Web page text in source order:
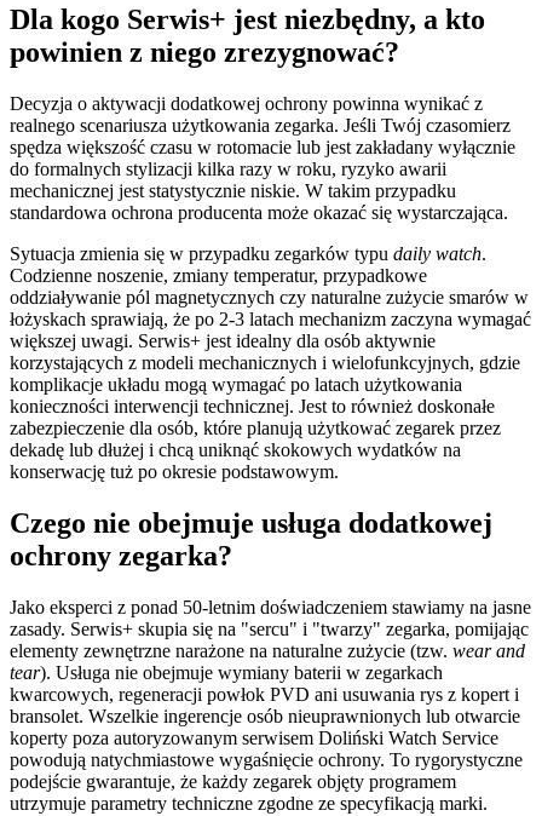
Dla kogo Serwis+ jest niezbędny, a kto
powinien z niego zrezygnować?
Decyzja o aktywacji dodatkowej ochrony powinna wynikać z
realnego scenariusza użytkowania zegarka. Jeśli Twój czasomierz
spędza większość czasu w rotomacie lub jest zakładany wyłącznie
do formalnych stylizacji kilka razy w roku, ryzyko awarii
mechanicznej jest statystycznie niskie. W takim przypadku
standardowa ochrona producenta może okazać się wystarczająca.
Sytuacja zmienia się w przypadku zegarków typu daily watch.
Codzienne noszenie, zmiany temperatur, przypadkowe
oddziaływanie pól magnetycznych czy naturalne zużycie smarów w
łożyskach sprawiają, że po 2-3 latach mechanizm zaczyna wymagać
większej uwagi. Serwis+ jest idealny dla osób aktywnie
korzystających z modeli mechanicznych i wielofunkcyjnych, gdzie
komplikacje układu mogą wymagać po latach użytkowania
konieczności interwencji technicznej. Jest to również doskonałe
zabezpieczenie dla osób, które planują użytkować zegarek przez
dekadę lub dłużej i chcą uniknąć skokowych wydatków na
konserwację tuż po okresie podstawowym.
Czego nie obejmuje usługa dodatkowej
ochrony zegarka?
Jako eksperci z ponad 50-letnim doświadczeniem stawiamy na jasne
zasady. Serwis+ skupia się na "sercu" i "twarzy" zegarka, pomijając
elementy zewnętrzne narażone na naturalne zużycie (tzw. wear and
tear). Usługa nie obejmuje wymiany baterii w zegarkach
kwarcowych, regeneracji powłok PVD ani usuwania rys z kopert i
bransolet. Wszelkie ingerencje osób nieuprawnionych lub otwarcie
koperty poza autoryzowanym serwisem Doliński Watch Service
powodują natychmiastowe wygaśnięcie ochrony. To rygorystyczne
podejście gwarantuje, że każdy zegarek objęty programem
utrzymuje parametry techniczne zgodne ze specyfikacją marki.